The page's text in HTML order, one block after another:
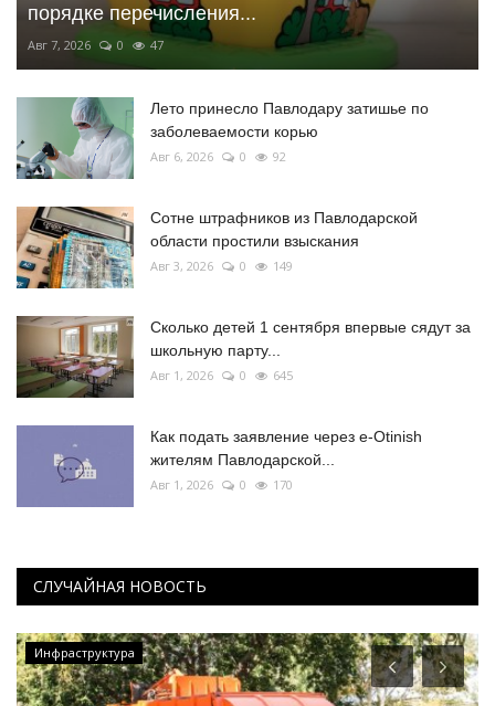
порядке перечисления...
Авг 7, 2026 0 47
Лето принесло Павлодару затишье по
заболеваемости корью
Авг 6, 2026 0 92
Сотне штрафников из Павлодарской
области простили взыскания
Авг 3, 2026 0 149
Сколько детей 1 сентября впервые сядут за
школьную парту...
Авг 1, 2026 0 645
Как подать заявление через e-Otinish
жителям Павлодарской...
Авг 1, 2026 0 170
СЛУЧАЙНАЯ НОВОСТЬ
Медицина